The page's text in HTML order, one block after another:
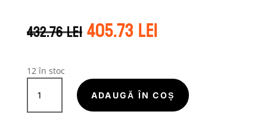
432.76leiPrețul
inițial
432.76 lei.
405.73leiPrețul
curent
12 în stoc
Cantitate
WestLake
ALLSEASON
ADAUGĂ ÎN COȘ